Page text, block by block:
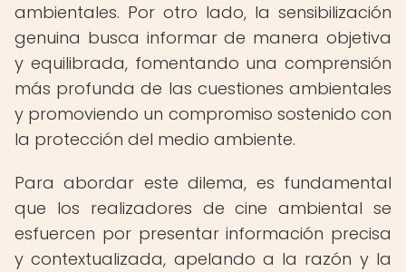
ambientales. Por otro lado, la sensibilización
genuina busca informar de manera objetiva
y equilibrada, fomentando una comprensión
más profunda de las cuestiones ambientales
y promoviendo un compromiso sostenido con
la protección del medio ambiente.
Para abordar este dilema, es fundamental
que los realizadores de cine ambiental se
esfuercen por presentar información precisa
y contextualizada, apelando a la razón y la